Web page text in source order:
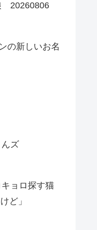
20260806
の新しいお名
ズ
ョロ探す猫
ど」